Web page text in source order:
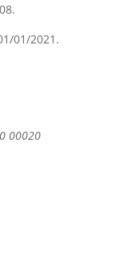
01/2021.
00020